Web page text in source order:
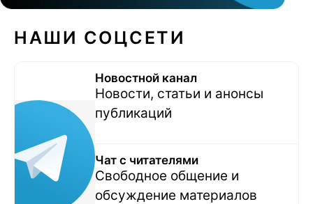
НАШИ СОЦСЕТИ
Новостной канал
Новости, статьи и анонсы
публикаций
Чат с читателями
Свободное общение и
обсуждение материалов